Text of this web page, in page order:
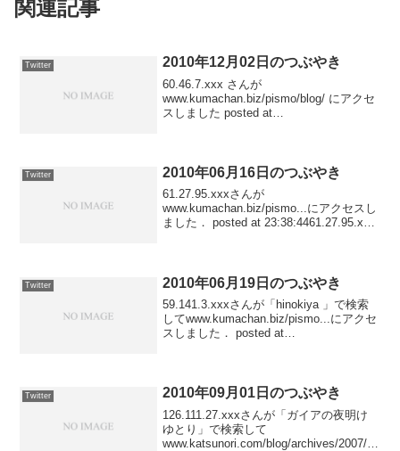
関連記事
Twitter 2010年12月02日のつぶやき
60.46.7.xxx さんが
www.kumachan.biz/pismo/blog/ にアクセ
スしました posted at
Twitter 2010年06月16日のつぶやき
61.27.95.xxxさんが
www.kumachan.biz/pismo...にアクセスし
ました． posted at 23:38:4461.27.95.xxx
Twitter 2010年06月19日のつぶやき
59.141.3.xxxさんが「hinokiya 」で検索
してwww.kumachan.biz/pismo...にアクセ
スしました． posted at
Twitter 2010年09月01日のつぶやき
126.111.27.xxxさんが「ガイアの夜明け
ゆとり」で検索して
www.katsunori.com/blog/archives/2007/03